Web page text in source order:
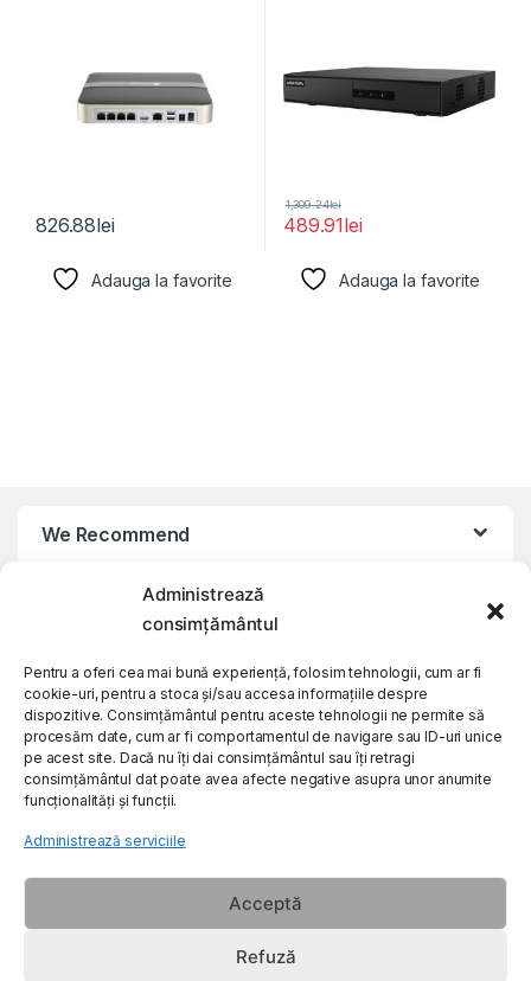
Administrează
consimțământul
Pentru a oferi cea mai bună experiență, folosim tehnologii, cum ar fi
cookie-uri, pentru a stoca și/sau accesa informațiile despre
dispozitive. Consimțământul pentru aceste tehnologii ne permite să
procesăm date, cum ar fi comportamentul de navigare sau ID-uri unice
pe acest site. Dacă nu îți dai consimțământul sau îți retragi
consimțământul dat poate avea afecte negative asupra unor anumite
funcționalități și funcții.
Administrează serviciile
Acceptă
Refuză
826.88lei
Adauga la favorite
489.91lei
1,309.24lei
Adauga la favorite
We Recommend
My Account
Customer Care
About Us